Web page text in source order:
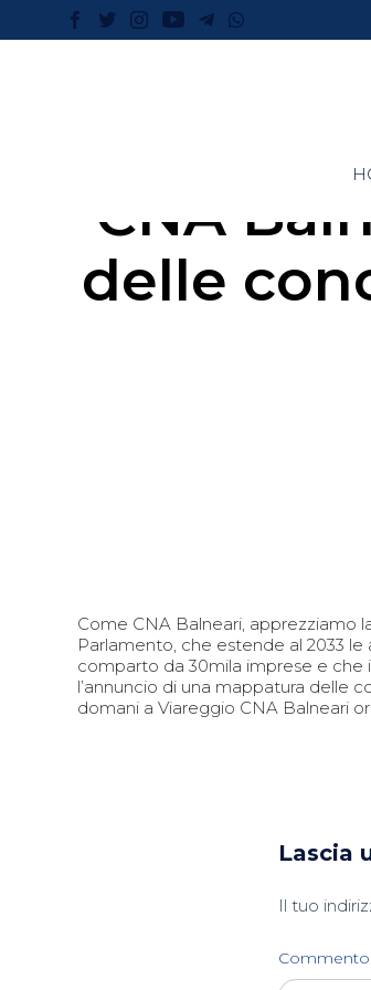
CNA
delle
Come CNA Balneari, apprezziamo
Parlamento, che estende al 2033
comparto da 30mila imprese e che
l’annuncio di una mappatura delle
domani a Viareggio CNA Balneari
Lascia
Il tuo
Commento